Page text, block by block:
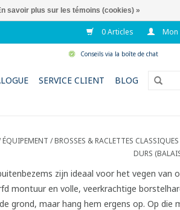
0 Articles Mon
Conseils via la boîte de chat
SERVICE CLIENT BLOG
ÉQUIPEMENT /BROSSES & RACLETTES
DURS
zijn ideaal voor het vegen van
montuur en volle, veerkrachtige
grond, maar hang hem ergens op. Op die
savoir plus sur les témoins (cookies) »